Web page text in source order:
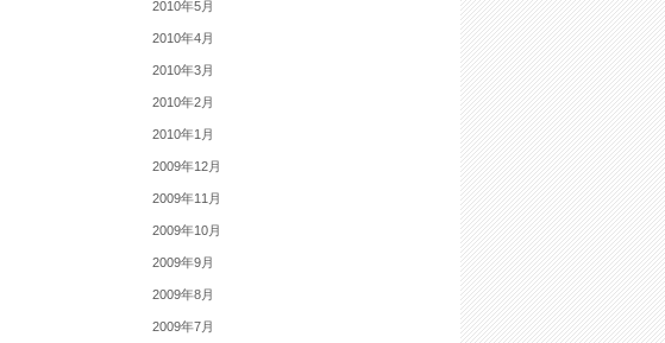
2010年5月
2010年4月
2010年3月
2010年2月
2010年1月
2009年12月
2009年11月
2009年10月
2009年9月
2009年8月
2009年7月